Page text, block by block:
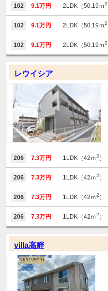
102 9.1万円 2LDK（50.19ｍ2
102 9.1万円 2LDK（50.19ｍ2
102 9.1万円 2LDK（50.19ｍ2
レウイシア
206 7.3万円 1LDK（42ｍ2 ）
206 7.3万円 1LDK（42ｍ2 ）
206 7.3万円 1LDK（42ｍ2 ）
206 7.3万円 1LDK（42ｍ2 ）
villa高畔